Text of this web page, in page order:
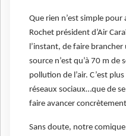
Que rien n’est simple
Rochet président d’Air
l’instant, de faire
source n’est qu’à 70 m
pollution de l’air. C’est
réseaux sociaux…que de
faire avancer concrètement
Sans doute, notre